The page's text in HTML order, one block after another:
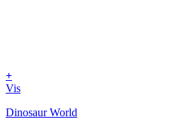
+
Vis
Dinosaur World